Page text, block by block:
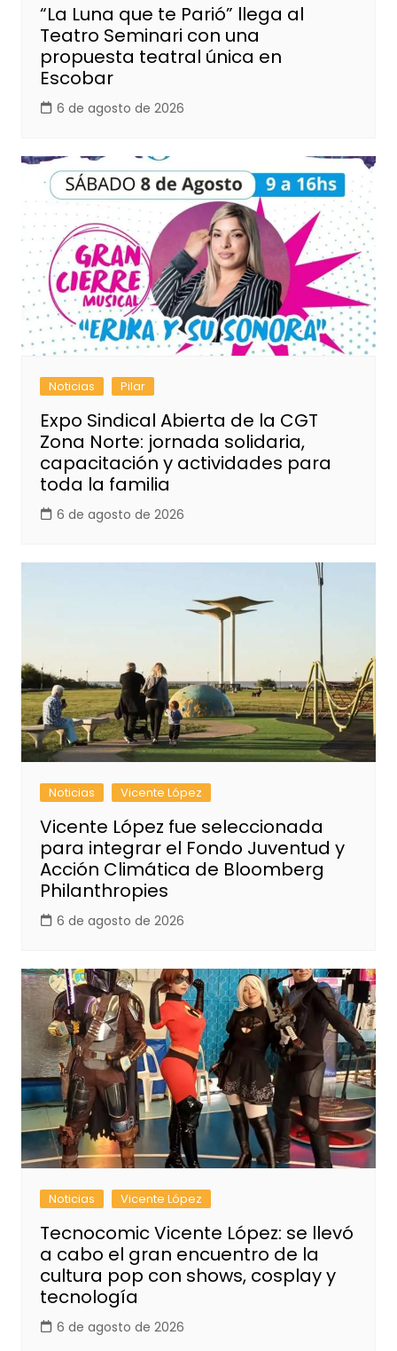
“La Luna que te Parió” llega al
Teatro Seminari con una
propuesta teatral única en
Escobar
6 de agosto de 2026
Noticias Pilar
Expo Sindical Abierta de la CGT
Zona Norte: jornada solidaria,
capacitación y actividades para
toda la familia
6 de agosto de 2026
Noticias Vicente López
Vicente López fue seleccionada
para integrar el Fondo Juventud y
Acción Climática de Bloomberg
Philanthropies
6 de agosto de 2026
Noticias Vicente López
Tecnocomic Vicente López: se llevó
a cabo el gran encuentro de la
cultura pop con shows, cosplay y
tecnología
6 de agosto de 2026